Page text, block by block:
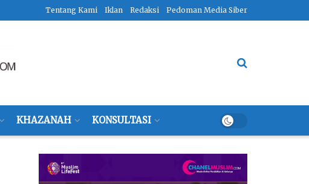
Tentang Kami Iklan Redaksi Pedoman Media Siber
KHAZANAH KONSULTASI